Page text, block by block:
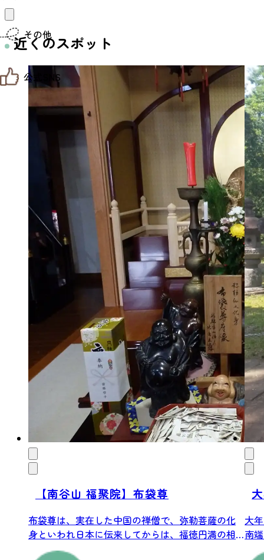
市内の交通情報
お得なチケット
その他
お知らせ
お問い合わせ
教育旅行
せんだい旅日和とは
サイト利用規約
プライバシーポリシー
サイトマップ
仙臺写真館フォトギャラリー
公式SNS
せんだい旅日和 X
せんだい旅日和 Instagram
せんだい旅日和 Facebook
仙台旅先体験コレクション Facebook
仙台旅先体験コレクション Instagaram
近くのスポット
【南谷山 福聚院】布袋尊
布袋尊は、実在した中国の禅僧で、弥勒菩薩の化
身といわれ日本に伝来してからは、福徳円満の相
が喜ば...
大
南